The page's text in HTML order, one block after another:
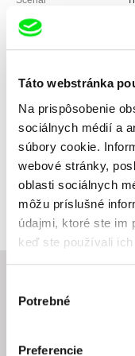
Táto webstránka
Na prispôsobenie
sociálnych médií a
súbory cookie.
webové stránky,
oblasti sociálnych
môžu príslušné
údajmi, ktoré ste im
keď ste používali ich
súhlasu
Potrebné
Preferencie
Kamera
Strih
Rok výroby
Krajina pôvodu
Farba
Produkcia
Distribúcia